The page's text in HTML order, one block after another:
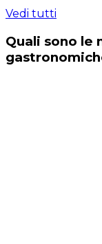
Vedi tutti
Quali sono le